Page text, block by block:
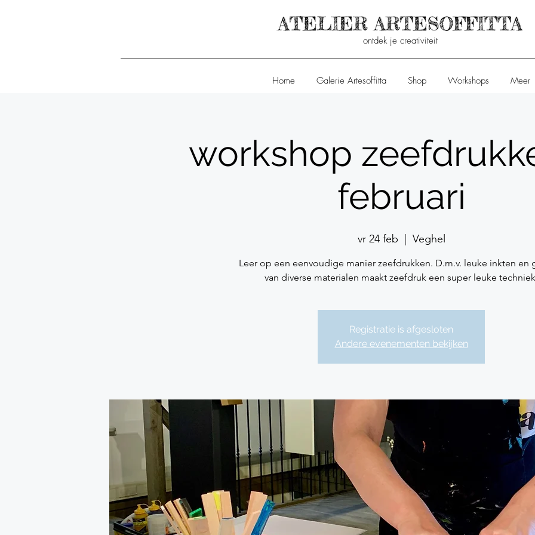
ontdek je creativiteit
Home Galerie Artesoffitta Shop Workshops Meer
workshop
februari
vr 24 feb
  |
Veghel
Leer op een eenvoudige manier zeefdrukken. D.m.v. leuke inkten en
van diverse materialen maakt zeefdruk een super leuke
Registratie is afgesloten
Andere evenementen bekijken